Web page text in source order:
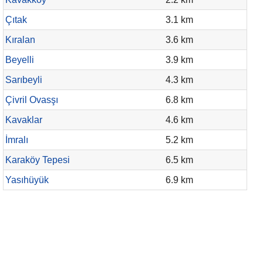
Çıtak
3.1 km
Kıralan
3.6 km
Beyelli
3.9 km
Sarıbeyli
4.3 km
Çivril Ovasşı
6.8 km
Kavaklar
4.6 km
İmralı
5.2 km
Karaköy Tepesi
6.5 km
Yasıhüyük
6.9 km